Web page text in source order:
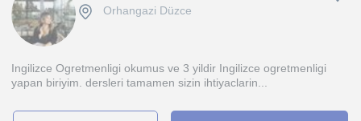
Orhangazi Düzce
Ingilizce Ogretmenligi okumus ve 3 yildir Ingilizce ogretmenligi
yapan biriyim. dersleri tamamen sizin ihtiyaclarin...